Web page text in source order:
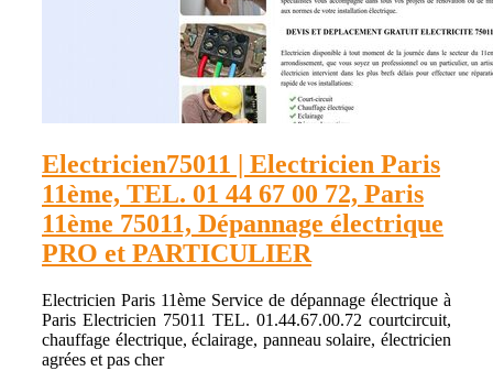
Electricien75011 | Electricien Paris
11ème, TEL. 01 44 67 00 72, Paris
11ème 75011, Dépannage électrique
PRO et PARTICULIER
Electricien Paris 11ème Service de dépannage électrique à
Paris Electricien 75011 TEL. 01.44.67.00.72 courtcircuit,
chauffage électrique, éclairage, panneau solaire, électricien
agrées et pas cher